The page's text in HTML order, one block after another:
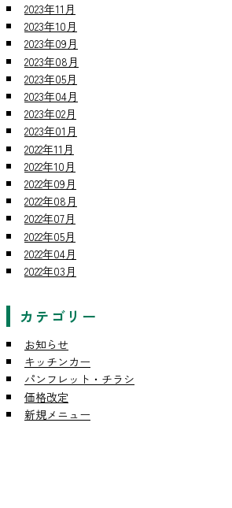
2023年11月
2023年10月
2023年09月
2023年08月
2023年05月
2023年04月
2023年02月
2023年01月
2022年11月
2022年10月
2022年09月
2022年08月
2022年07月
2022年05月
2022年04月
2022年03月
カテゴリー
お知らせ
キッチンカー
パンフレット・チラシ
価格改定
新規メニュー